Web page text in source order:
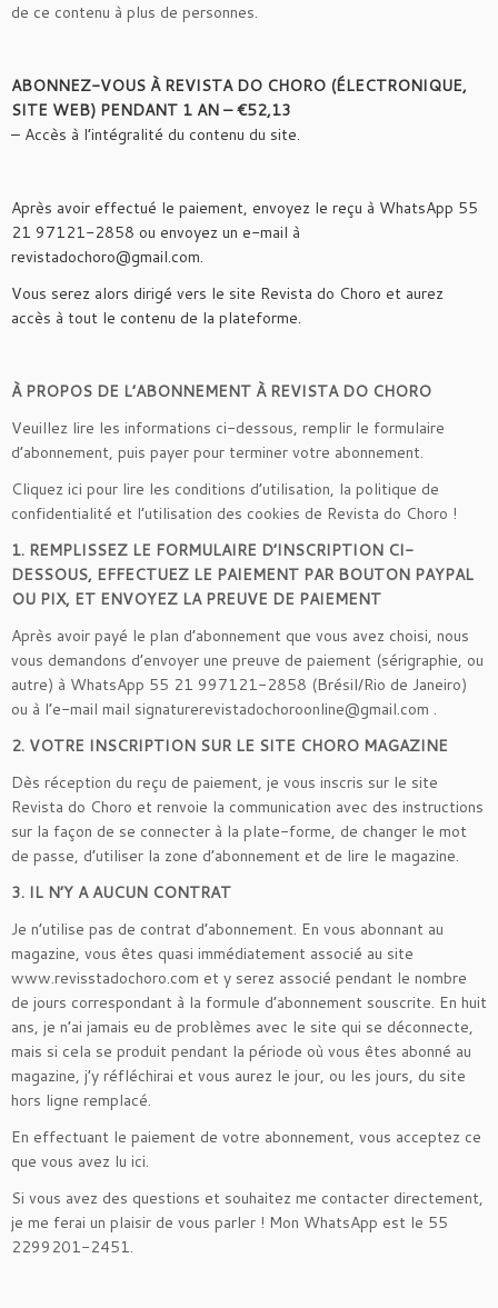
de ce contenu à plus de personnes.
ABONNEZ-VOUS À REVISTA DO CHORO (ÉLECTRONIQUE,
SITE WEB) PENDANT 1 AN – €52,13
– Accès à l’intégralité du contenu du site.
Après avoir effectué le paiement, envoyez le reçu à WhatsApp 55
21 97121-2858 ou envoyez un e-mail à
revistadochoro@gmail.com.
Vous serez alors dirigé vers le site Revista do Choro et aurez
accès à tout le contenu de la plateforme.
À PROPOS DE L’ABONNEMENT À REVISTA DO CHORO
Veuillez lire les informations ci-dessous, remplir le formulaire
d’abonnement, puis payer pour terminer votre abonnement.
Cliquez ici pour lire les conditions d’utilisation, la politique de
confidentialité et l’utilisation des cookies de Revista do Choro !
1. REMPLISSEZ LE FORMULAIRE D’INSCRIPTION CI-
DESSOUS, EFFECTUEZ LE PAIEMENT PAR BOUTON PAYPAL
OU PIX, ET ENVOYEZ LA PREUVE DE PAIEMENT
Après avoir payé le plan d’abonnement que vous avez choisi, nous
vous demandons d’envoyer une preuve de paiement (sérigraphie, ou
autre) à WhatsApp 55 21 997121-2858 (Brésil/Rio de Janeiro)
ou à l’e-mail mail signaturerevistadochoroonline@gmail.com .
2. VOTRE INSCRIPTION SUR LE SITE CHORO MAGAZINE
Dès réception du reçu de paiement, je vous inscris sur le site
Revista do Choro et renvoie la communication avec des instructions
sur la façon de se connecter à la plate-forme, de changer le mot
de passe, d’utiliser la zone d’abonnement et de lire le magazine.
3. IL N’Y A AUCUN CONTRAT
Je n’utilise pas de contrat d’abonnement. En vous abonnant au
magazine, vous êtes quasi immédiatement associé au site
www.revisstadochoro.com et y serez associé pendant le nombre
de jours correspondant à la formule d’abonnement souscrite. En huit
ans, je n’ai jamais eu de problèmes avec le site qui se déconnecte,
mais si cela se produit pendant la période où vous êtes abonné au
magazine, j’y réfléchirai et vous aurez le jour, ou les jours, du site
hors ligne remplacé.
En effectuant le paiement de votre abonnement, vous acceptez ce
que vous avez lu ici.
Si vous avez des questions et souhaitez me contacter directement,
je me ferai un plaisir de vous parler ! Mon WhatsApp est le 55
2299201-2451.